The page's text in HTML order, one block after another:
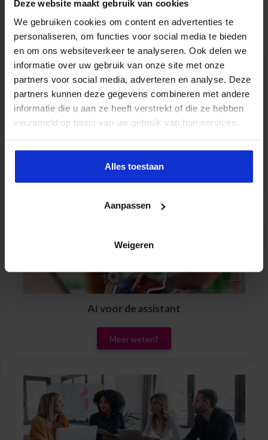
Deze website maakt gebruik van cookies
We gebruiken cookies om content en advertenties te
personaliseren, om functies voor social media te bieden
en om ons websiteverkeer te analyseren. Ook delen we
informatie over uw gebruik van onze site met onze
partners voor social media, adverteren en analyse. Deze
partners kunnen deze gegevens combineren met andere
informatie die u aan ze heeft verstrekt of die ze hebben
verzameld op basis van uw gebruik van hun services.
Alles toestaan
Aanpassen
Weigeren
Vind je dit ook interessant?
niveau
Meer weten?
AI voor de assistant
Meer weten?